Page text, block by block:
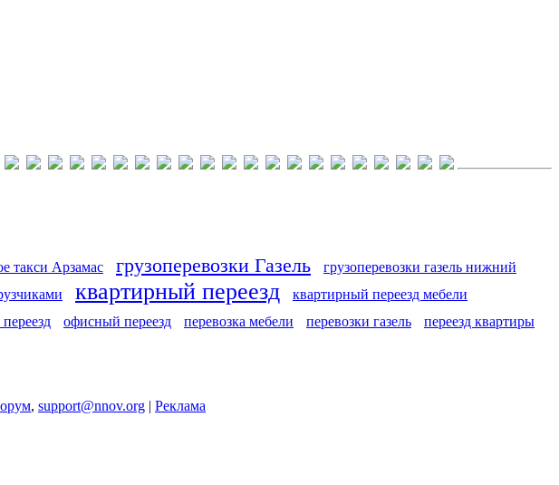
такси Арзамас грузоперевозки Газель
грузоперевозки газель нижний
квартирный переезд квартирный переезд мебели
офисный переезд перевозка мебели перевозки газель переезд квартиры
, support@nnov.org | Реклама